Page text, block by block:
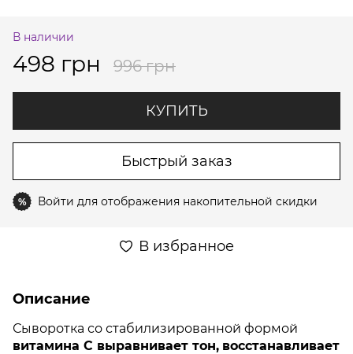
В наличии
498 грн 996 грн
КУПИТЬ
Быстрый заказ
% Войти для отображения накопительной скидки
В избранное
Описание
Сыворотка со стабилизированной формой
витамина С выравнивает тон, восстанавливает